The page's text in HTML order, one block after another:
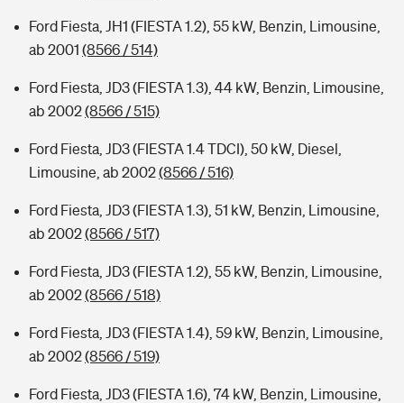
Ford Fiesta, JH1 (FIESTA 1.2), 55 kW, Benzin, Limousine,
ab 2001 (8566 / 514)
Ford Fiesta, JD3 (FIESTA 1.3), 44 kW, Benzin, Limousine,
ab 2002(8566 / 515)
Ford Fiesta, JD3 (FIESTA 1.4 TDCI), 50 kW, Diesel,
Limousine, ab 2002(8566 / 516)
Ford Fiesta, JD3 (FIESTA 1.3), 51 kW, Benzin, Limousine,
ab 2002(8566 / 517)
Ford Fiesta, JD3 (FIESTA 1.2), 55 kW, Benzin, Limousine,
ab 2002(8566 / 518)
Ford Fiesta, JD3 (FIESTA 1.4), 59 kW, Benzin, Limousine,
ab 2002(8566 / 519)
Ford Fiesta, JD3 (FIESTA 1.6), 74 kW, Benzin, Limousine,